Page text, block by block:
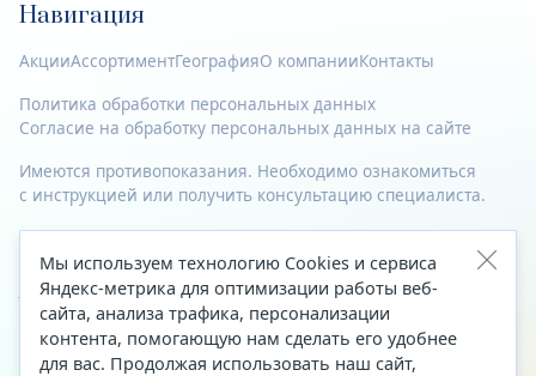
Навигация
АкцииАссортиментГеографияО компанииКонтакты
Политика обработки персональных данных
Согласие на обработку персональных данных на сайте
Имеются противопоказания. Необходимо ознакомиться
с инструкцией или получить консультацию специалиста.
© 2023—2026 Все права защищены.
Адрес
Архангельск, ул. Папанина, д. 19 (вход в здание со стороны
автоцентра «Тойота»)
Мы используем технологию Cookies и сервиса
Яндекс-метрика для оптимизации работы веб-
сайта, анализа трафика, персонализации
контента, помогающую нам сделать его удобнее
для вас. Продолжая использовать наш сайт,